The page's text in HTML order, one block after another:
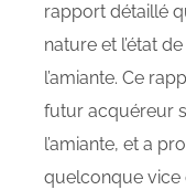
rapport détaillé
nature et l’état
l’amiante. Ce
futur acquéreur
l’amiante, et a
quelconque vice